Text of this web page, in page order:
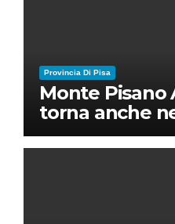
Provincia Di Pisa
Monte Pisano
torna anche